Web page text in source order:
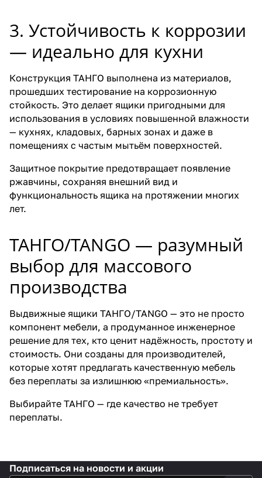
3. Устойчивость к коррозии
— идеально для кухни
Конструкция ТАНГО выполнена из материалов,
прошедших тестирование на коррозионную
стойкость. Это делает ящики пригодными для
использования в условиях повышенной влажности
— кухнях, кладовых, барных зонах и даже в
помещениях с частым мытьём поверхностей.
Защитное покрытие предотвращает появление
ржавчины, сохраняя внешний вид и
функциональность ящика на протяжении многих
лет.
ТАНГО/TANGO — разумный
выбор для массового
производства
Выдвижные ящики ТАНГО/TANGO — это не просто
компонент мебели, а продуманное инженерное
решение для тех, кто ценит надёжность, простоту и
стоимость. Они созданы для производителей,
которые хотят предлагать качественную мебель
без переплаты за излишнюю «премиальность».
Выбирайте ТАНГО — где качество не требует
переплаты.
Подписаться на новости и акции